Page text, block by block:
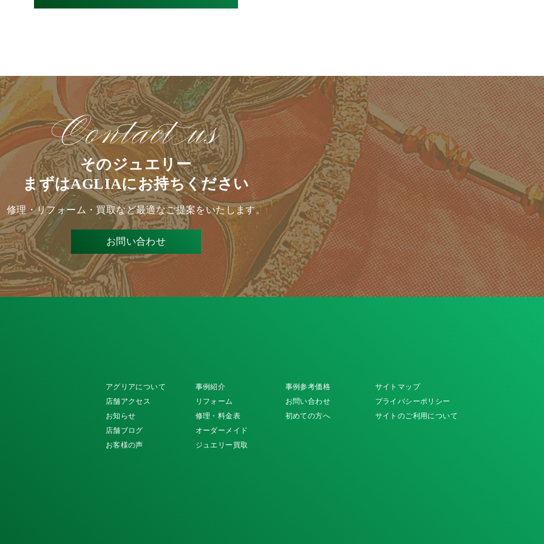
そのジュエリー
まずはAGLIAにお持ちください
修理・リフォーム・買取など最適なご提案をいたします。
お問い合わせ
アグリアについて
店舗アクセス
お知らせ
店舗ブログ
お客様の声
事例紹介
リフォーム
修理・料金表
オーダーメイド
ジュエリー買取
事例参考価格
お問い合わせ
初めての方へ
サイトマップ
プライバシーポリシー
サイトのご利用について